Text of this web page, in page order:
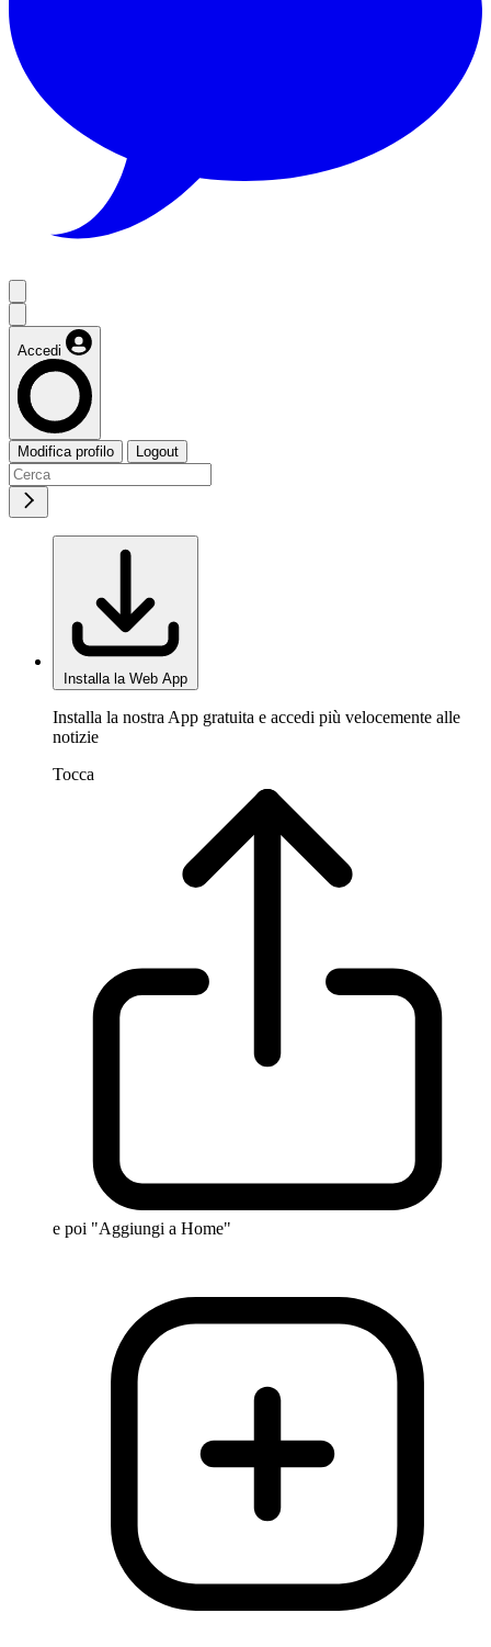
Accedi
Modifica profilo Logout
Installa la Web App
Installa la nostra App gratuita e accedi più velocemente alle
notizie
Tocca
e poi "Aggiungi a Home"